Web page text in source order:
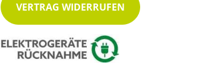
VERTRAG WIDERRUFEN